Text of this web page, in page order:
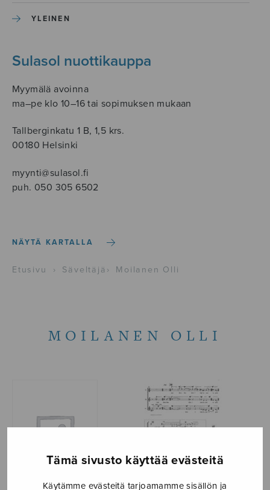
Tämä sivusto käyttää evästeitä
Käytämme evästeitä tarjoamamme sisällön ja
YLEINEN
Sulasol nuottikauppa
Myymälä avoinna
ma–pe klo 10–16 tai sopimuksen mukaan
Tallberginkatu 1 B, 1,5 krs.
00180 Helsinki
myynti@sulasol.fi
puh. 050 305 6502
NÄYTÄ KARTALLA
Etusivu › Säveltäjä › Moilanen Olli
MOILANEN OLLI